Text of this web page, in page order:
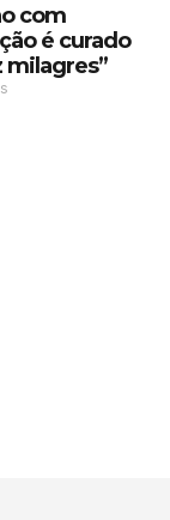
com
é curado
milagres”